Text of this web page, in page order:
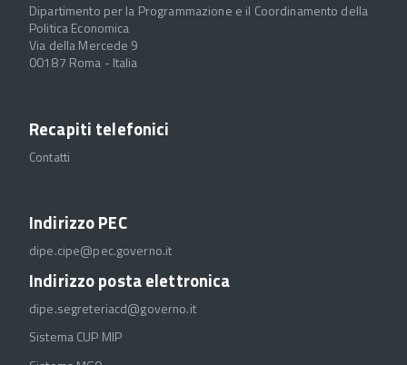
Dipartimento per la Programmazione e il Coordinamento della
Politica Economica
Via della Mercede 9
00187 Roma - Italia
Recapiti telefonici
Contatti
Indirizzo PEC
dipe.cipe@pec.governo.it
Indirizzo posta elettronica
dipe.segreteriacd@governo.it
Sistema CUP MIP